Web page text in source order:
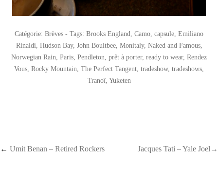
Catégorie: Brèves - Tags: Brooks England, Camo, capsule, Emiliano
Rinaldi, Hudson Bay, John Boultbee, Monitaly, Naked and Famous,
Norwegian Rain, Paris, Pendleton, prêt à porter, ready to wear, Rendez
Vous, Rocky Mountain, The Perfect Tangent, tradeshow, tradeshows,
Tranoï, Yuketen
Post navigation
← Umit Benan – Retired Rockers Jacques Tati – Yale Joel→